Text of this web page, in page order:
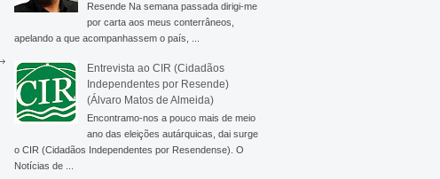
Resende Na semana passada dirigi-me
por carta aos meus conterrâneos,
apelando a que acompanhassem o país, ...
Entrevista ao CIR (Cidadãos
Independentes por Resende)
(Álvaro Matos de Almeida)
Encontramo-nos a pouco mais de meio
ano das eleições autárquicas, dai surge
o CIR (Cidadãos Independentes por Resendense). O
Notícias de ...